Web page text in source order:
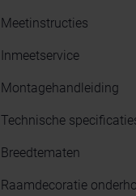
Meetinstructies
Inmeetservice
Montagehandleiding
Technische
Breedtematen
Raamdecoratie